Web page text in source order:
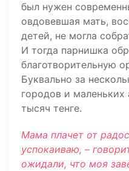
был нужен
овдовевшая мать,
детей, не могла
И тогда парнишка
благотворительную
Буквально за
городов и
тысяч тенге.
Мама плачет от
успокаиваю, –
ожидали, что моя